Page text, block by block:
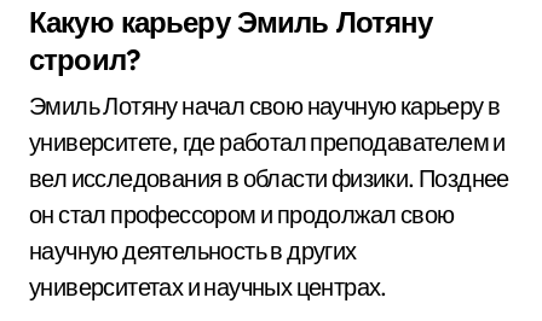
Какую карьеру Эмиль Лотяну
строил?
Эмиль Лотяну начал свою научную карьеру в
университете, где работал преподавателем и
вел исследования в области физики. Позднее
он стал профессором и продолжал свою
научную деятельность в других
университетах и научных центрах.